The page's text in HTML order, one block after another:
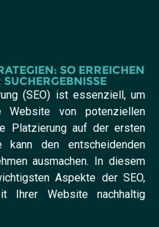
SO ERREICHEN
SUCHERGEBNISSE
(SEO) ist essenziell, um
Website von potenziellen
Platzierung auf der ersten
kann den entscheidenden
ausmachen. In diesem
Aspekte der SEO,
Ihrer Website nachhaltig